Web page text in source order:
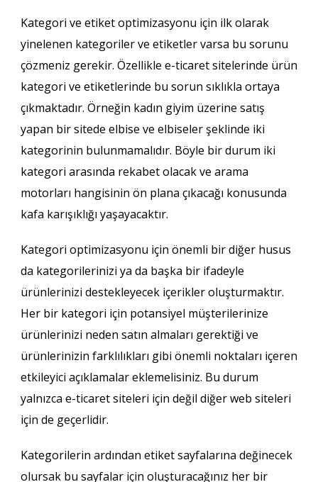
Kategori ve etiket optimizasyonu için ilk olarak
yinelenen kategoriler ve etiketler varsa bu sorunu
çözmeniz gerekir. Özellikle e-ticaret sitelerinde ürün
kategori ve etiketlerinde bu sorun sıklıkla ortaya
çıkmaktadır. Örneğin kadın giyim üzerine satış
yapan bir sitede elbise ve elbiseler şeklinde iki
kategorinin bulunmamalıdır. Böyle bir durum iki
kategori arasında rekabet olacak ve arama
motorları hangisinin ön plana çıkacağı konusunda
kafa karışıklığı yaşayacaktır.
Kategori optimizasyonu için önemli bir diğer husus
da kategorilerinizi ya da başka bir ifadeyle
ürünlerinizi destekleyecek içerikler oluşturmaktır.
Her bir kategori için potansiyel müşterilerinize
ürünlerinizi neden satın almaları gerektiği ve
ürünlerinizin farklılıkları gibi önemli noktaları içeren
etkileyici açıklamalar eklemelisiniz. Bu durum
yalnızca e-ticaret siteleri için değil diğer web siteleri
için de geçerlidir.
Kategorilerin ardından etiket sayfalarına değinecek
olursak bu sayfalar için oluşturacağınız her bir